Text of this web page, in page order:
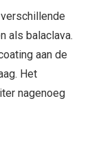
als balaclava.
aan de
Het
nagenoeg